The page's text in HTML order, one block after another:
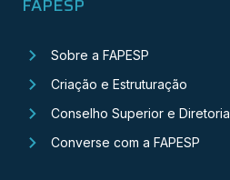
FAPESP
Sobre a FAPESP
Criação e Estruturação
Conselho Superior e Diretoria
Converse com a FAPESP